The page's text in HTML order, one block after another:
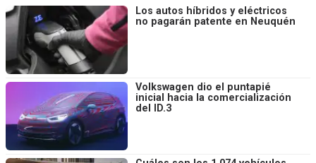
Los autos híbridos y eléctricos
no pagarán patente en Neuquén
Volkswagen dio el puntapié
inicial hacia la comercialización
del ID.3